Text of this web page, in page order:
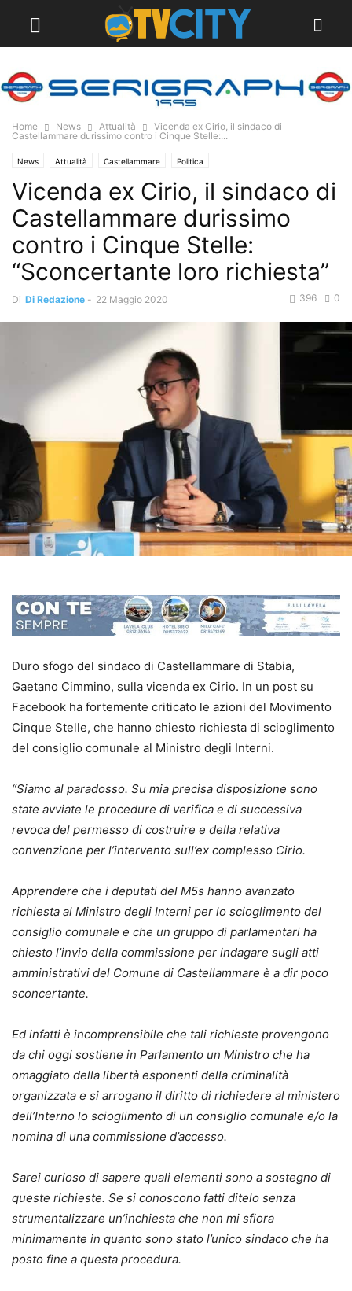
Home News Attualità
Vicenda ex Cirio, il sindaco di
Castellammare durissimo contro i Cinque Stelle:...
News Attualità Castellammare Politica
Vicenda ex Cirio, il sindaco di
Castellammare durissimo
contro i Cinque Stelle:
“Sconcertante loro richiesta”
Di Di Redazione - 22 Maggio 2020 0
396
Duro sfogo del sindaco di Castellammare di Stabia,
Gaetano Cimmino, sulla vicenda ex Cirio. In un post su
Facebook ha fortemente criticato le azioni del Movimento
Cinque Stelle, che hanno chiesto richiesta di scioglimento
del consiglio comunale al Ministro degli Interni.
“Siamo al paradosso. Su mia precisa disposizione sono
state avviate le procedure di verifica e di successiva
revoca del permesso di costruire e della relativa
convenzione per l’intervento sull’ex complesso Cirio.
Apprendere che i deputati del M5s hanno avanzato
richiesta al Ministro degli Interni per lo scioglimento del
consiglio comunale e che un gruppo di parlamentari ha
chiesto l’invio della commissione per indagare sugli atti
amministrativi del Comune di Castellammare è a dir poco
sconcertante.
Ed infatti è incomprensibile che tali richieste provengono
da chi oggi sostiene in Parlamento un Ministro che ha
omaggiato della libertà esponenti della criminalità
organizzata e si arrogano il diritto di richiedere al ministero
dell’Interno lo scioglimento di un consiglio comunale e/o la
nomina di una commissione d’accesso.
Sarei curioso di sapere quali elementi sono a sostegno di
queste richieste. Se si conoscono fatti ditelo senza
strumentalizzare un’inchiesta che non mi sfiora
minimamente in quanto sono stato l’unico sindaco che ha
posto fine a questa procedura.